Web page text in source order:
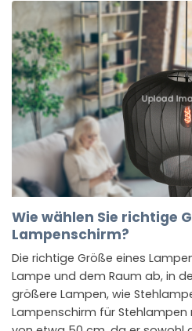
Upload
Wie wählen Sie richtige
Lampenschirm?
Die richtige Größe eines
Lampe und dem Raum ab, in
größere Lampen, wie
Lampenschirm für